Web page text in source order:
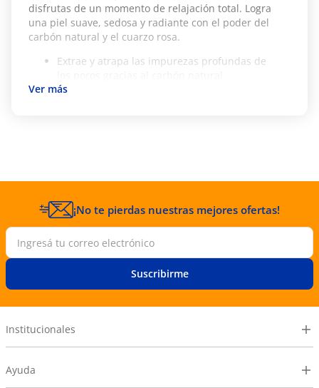
disfrutas de un momento de relajación total. Logra
una piel suave, sedosa y radiante con el poder del
carbón natural y el cuarzo rosa.
Extrae y atrapa las impurezas profundas de
Acondiciona la piel dejándola suave, sedosa y
Activos que se destaquen
Carbón Natural: potente agente purificante
Cuarzo Rosa: cristal natural asociado al
cuidado y bienestar de la piel.
suaviza la textura cutánea.
Modo de uso
¡No te pierdas nuestras mejores ofertas!
Suscribirme
Institucionales
Ayuda